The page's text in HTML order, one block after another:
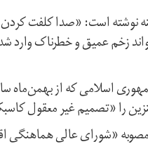
نوشته است: «صدا کلفت
زخم عمیق و خطرناک وارد
را «تصمیم غیر معقول
«شورای عالی هماهنگی